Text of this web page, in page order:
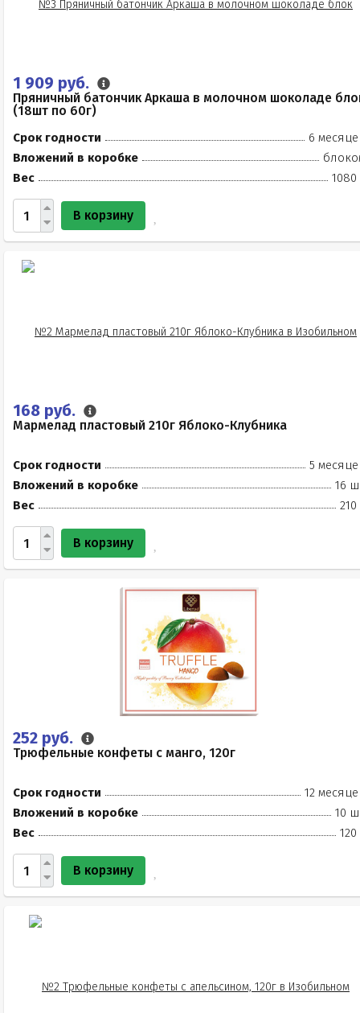
1 909 руб.
Пряничный батончик Аркаша в молочном шоколаде
(18шт по 60г)
Срок годности
6
Вложений в коробке
Вес
1080
В корзину
168 руб.
Мармелад пластовый 210г Яблоко-Клубника
Срок годности
5
Вложений в коробке
16
Вес
210
В корзину
252 руб.
Трюфельные конфеты с манго, 120г
Срок годности
12
Вложений в коробке
10
Вес
120
В корзину